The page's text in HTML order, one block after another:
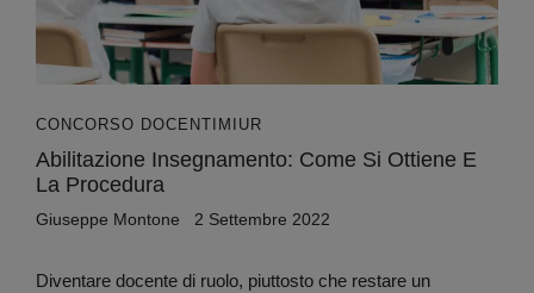
CONCORSO DOCENTI MIUR
Abilitazione Insegnamento: Come Si Ottiene E
La Procedura
Giuseppe Montone 2 Settembre 2022
Diventare docente di ruolo, piuttosto che restare un